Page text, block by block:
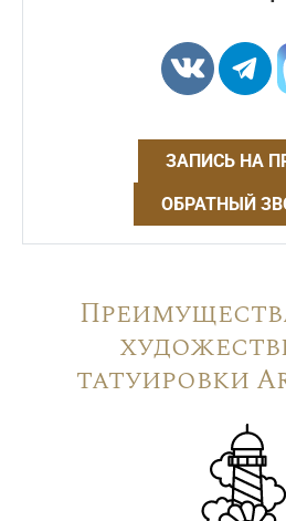
ЗАПИСЬ НА
ОБРАТНЫЙ
татуировки